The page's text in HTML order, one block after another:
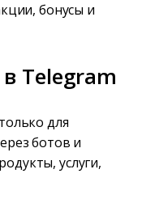
бонусы и
Telegram
для
ботов и
услуги,